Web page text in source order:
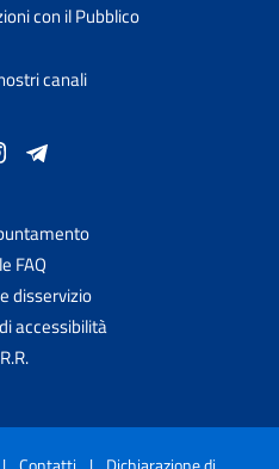
con il Pubblico
canali
FAQ
disservizio
accessibilità